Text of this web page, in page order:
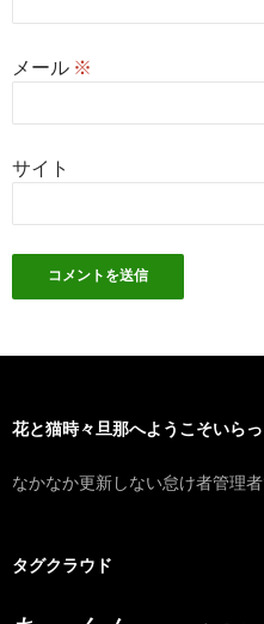
メール ※
サイト
花と猫時々旦那へようこそいらっ
なかなか更新しない怠け者管理
タグクラウド